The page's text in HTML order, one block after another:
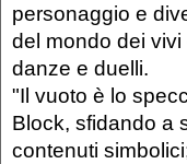
personaggio e
del mondo dei
danze e duelli.
"Il vuoto è lo
Block, sfidando a
contenuti